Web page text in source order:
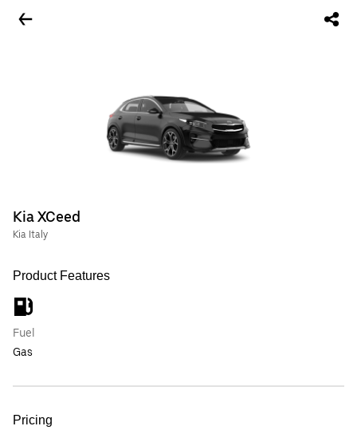
Kia XCeed
Kia Italy
Product Features
Fuel
Gas
Pricing